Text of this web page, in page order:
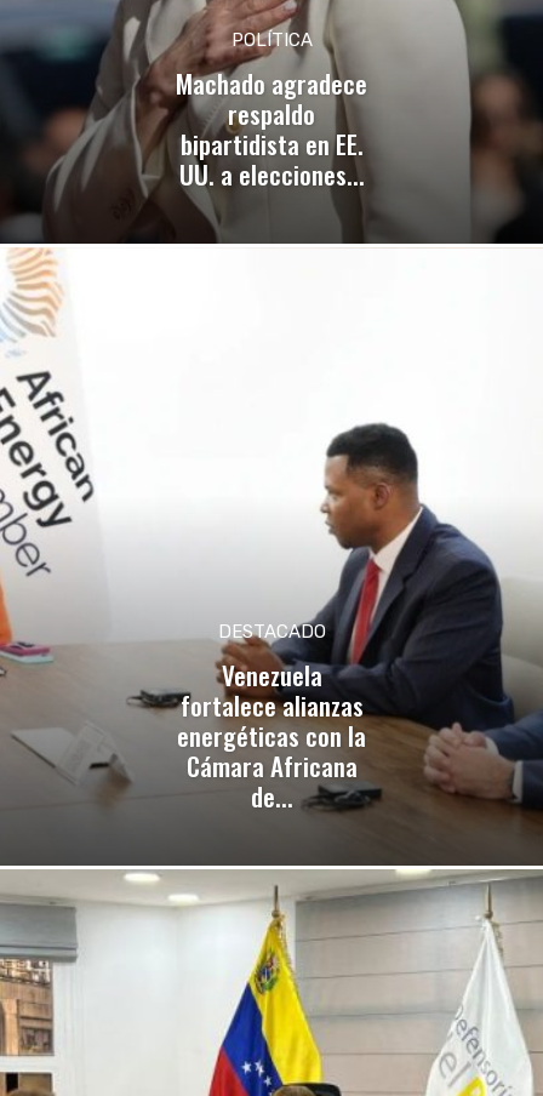
POLÍTICA
Machado agradece
respaldo
bipartidista en EE.
UU. a elecciones...
DESTACADO
Venezuela
fortalece alianzas
energéticas con la
Cámara Africana
de...